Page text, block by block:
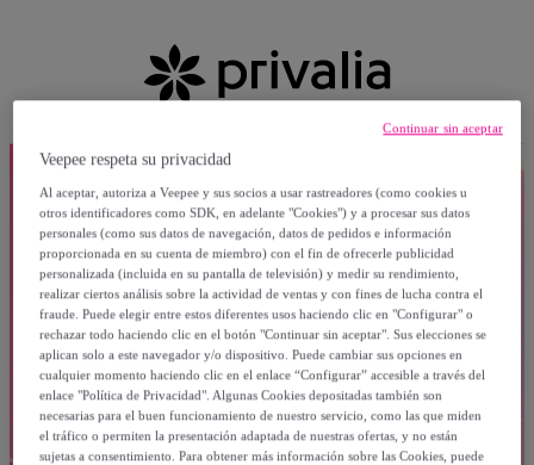
Veepee respeta su privacidad
Al aceptar, autoriza a Veepee y sus socios a usar rastreadores (como cookies u
otros identificadores como SDK, en adelante "Cookies") y a procesar sus datos
personales (como sus datos de navegación, datos de pedidos e información
proporcionada en su cuenta de miembro) con el fin de ofrecerle publicidad
personalizada (incluida en su pantalla de televisión) y medir su rendimiento,
realizar ciertos análisis sobre la actividad de ventas y con fines de lucha contra el
fraude. Puede elegir entre estos diferentes usos haciendo clic en "Configurar" o
rechazar todo haciendo clic en el botón "Continuar sin aceptar". Sus elecciones se
aplican solo a este navegador y/o dispositivo. Puede cambiar sus opciones en
cualquier momento haciendo clic en el enlace “Configurar” accesible a través del
enlace "Política de Privacidad". Algunas Cookies depositadas también son
necesarias para el buen funcionamiento de nuestro servicio, como las que miden
el tráfico o permiten la presentación adaptada de nuestras ofertas, y no están
sujetas a consentimiento. Para obtener más información sobre las Cookies, puede
Continuar sin aceptar